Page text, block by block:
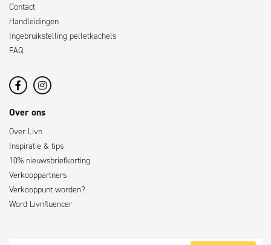
Contact
Handleidingen
Ingebruikstelling pelletkachels
FAQ
Over ons
Over Livn
Inspiratie & tips
10% nieuwsbriefkorting
Verkooppartners
Verkooppunt worden?
Word Livnfluencer